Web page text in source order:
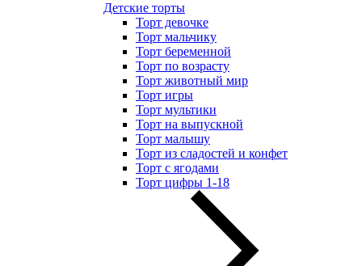
Детские торты
Торт девочке
Торт мальчику
Торт беременной
Торт по возрасту
Торт животный мир
Торт игры
Торт мультики
Торт на выпускной
Торт малышу
Торт из сладостей и конфет
Торт с ягодами
Торт цифры 1-18